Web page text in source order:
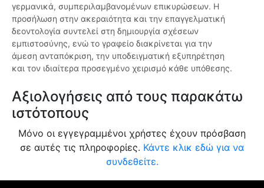
γερμανικά, συμπεριλαμβανομένων επικυρώσεων. Η
προσήλωση στην ακεραιότητα και την επαγγελματική
δεοντολογία συντελεί στη δημιουργία σχέσεων
εμπιστοσύνης, ενώ το γραφείο διακρίνεται για την
άμεση ανταπόκριση, την υποδειγματική εξυπηρέτηση
και τον ιδιαίτερα προσεγμένο χειρισμό κάθε υπόθεσης.
Αξιολογήσεις από τους παρακάτω
ιστότοπους
Μόνο οι εγγεγραμμένοι χρήστες έχουν πρόσβαση
σε αυτές τις πληροφορίες. Κάντε κλικ εδώ για να
συνδεθείτε.